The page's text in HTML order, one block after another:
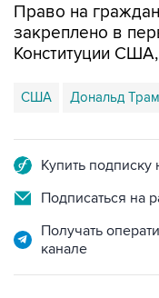
Право на
закреплено в
Конституции
США Дональд
Купить
Подписаться на
Получать
канале